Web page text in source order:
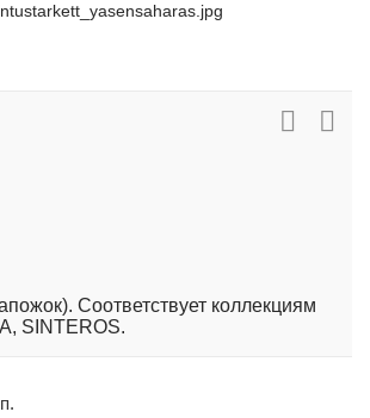
Соответствует коллекциям
SINTEROS.